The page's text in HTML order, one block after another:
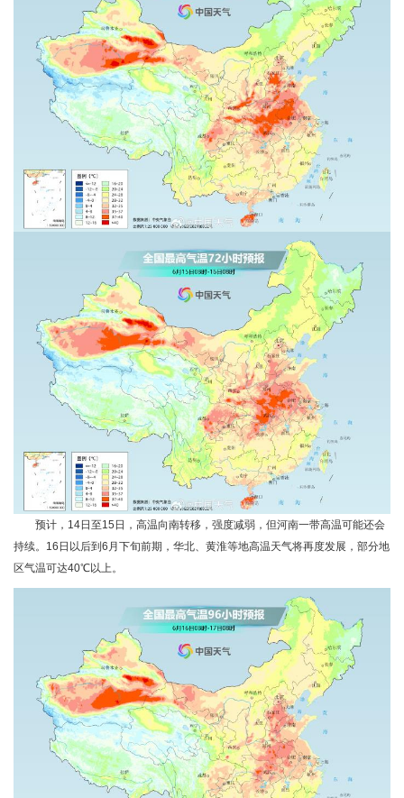
预计，14日至15日，高温向南转移，强度减弱，但河南一带高温可能还会
持续。16日以后到6月下旬前期，华北、黄淮等地高温天气将再度发展，部分地
区气温可达40℃以上。